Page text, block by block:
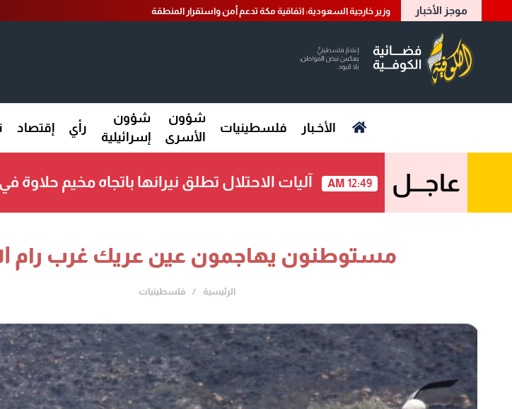
موجز الأخبار وزير خارجية السعودية: اتفاقية مكة تدعم أمن واستقرار المنطقة
الأخـبار فلسطينيات
شؤون
الأسرى
شؤون
إسرائيلية
رأي إقتصاد
عاجـــل 12:49 AM آليات الاحتلال تطلق نيرانها باتجاه مخيم حلاوة
مستوطنون يهاجمون عين عريك غرب رام
الرئيسية فلسطينيات